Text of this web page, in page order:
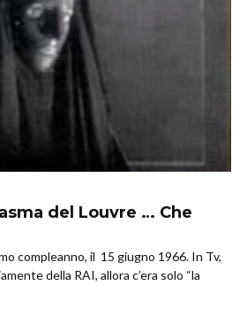
del Louvre … Che
compleanno, il 15 giugno 1966. In Tv,
della RAI, allora c’era solo “la